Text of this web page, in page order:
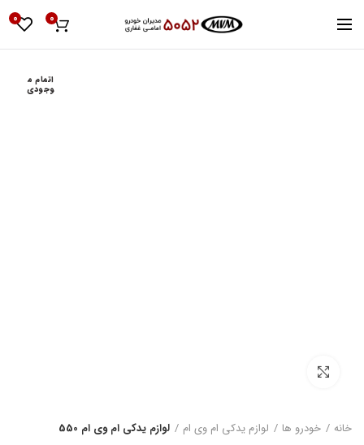
0
0
اتمام م
وجودی
خانه خودرو ها لوازم یدکی ام وی ام لوازم یدکی ام وی ام 550